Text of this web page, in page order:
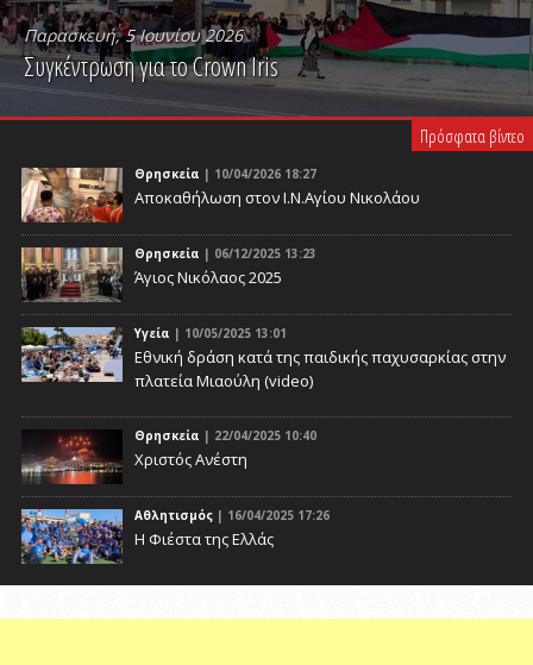
Παρασκευή, 5 Ιουνίου 2026
Συγκέντρωση για το Crown Iris
PLAY VIDEO
Πρόσφατα βίντεο
Θρησκεία | 10/04/2026 18:27
Αποκαθήλωση στον Ι.Ν.Αγίου Νικολάου
Θρησκεία | 06/12/2025 13:23
Άγιος Νικόλαος 2025
Υγεία | 10/05/2025 13:01
Eθνική δράση κατά της παιδικής παχυσαρκίας στην
πλατεία Μιαούλη (video)
Θρησκεία | 22/04/2025 10:40
Χριστός Ανέστη
Αθλητισμός | 16/04/2025 17:26
Η Φιέστα της Ελλάς